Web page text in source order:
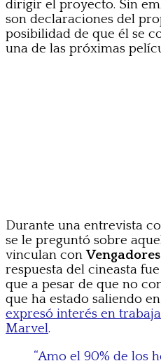
dirigir el proyecto. Sin
son declaraciones del
posibilidad de que él se
una de las próximas
Durante una entrevista
se le preguntó sobre
vinculan con
respuesta del cineasta
que a pesar de que no
que ha estado saliendo
expresó interés en
Marvel.
“Amo el 90% de los